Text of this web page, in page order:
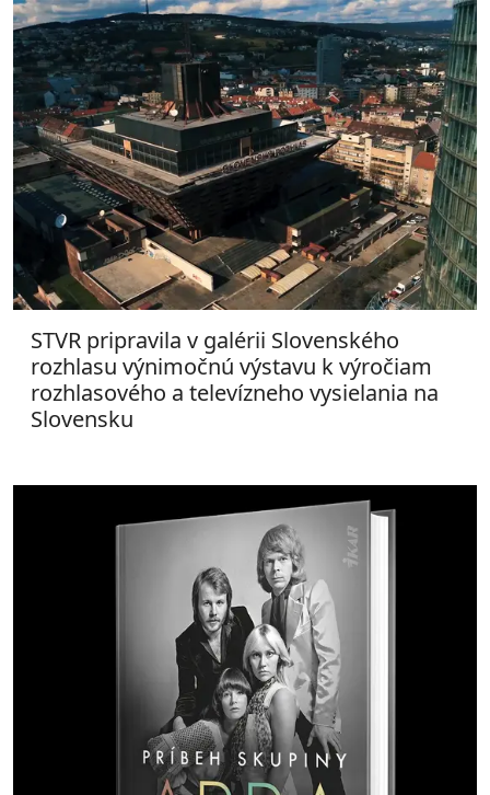
STVR pripravila v galérii Slovenského
rozhlasu výnimočnú výstavu k výročiam
rozhlasového a televízneho vysielania na
Slovensku